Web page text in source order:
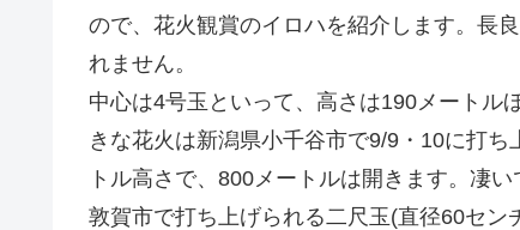
ので、花火観賞のイロハを紹介します。長
れません。
中心は4号玉といって、高さは190メートル
きな花火は新潟県小千谷市で9/9・10に打
トル高さで、800メートルは開きます。凄
敦賀市で打ち上げられる二尺玉(直径60セ